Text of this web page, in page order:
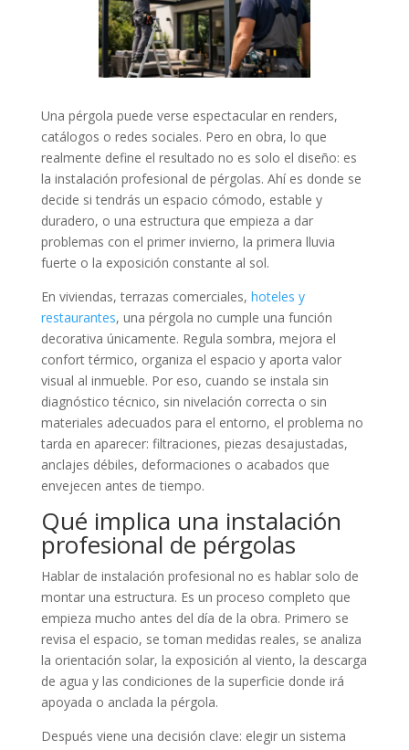
Una pérgola puede verse espectacular en renders,
catálogos o redes sociales. Pero en obra, lo que
realmente define el resultado no es solo el diseño: es
la instalación profesional de pérgolas. Ahí es donde se
decide si tendrás un espacio cómodo, estable y
duradero, o una estructura que empieza a dar
problemas con el primer invierno, la primera lluvia
fuerte o la exposición constante al sol.
En viviendas, terrazas comerciales, hoteles y
restaurantes, una pérgola no cumple una función
decorativa únicamente. Regula sombra, mejora el
confort térmico, organiza el espacio y aporta valor
visual al inmueble. Por eso, cuando se instala sin
diagnóstico técnico, sin nivelación correcta o sin
materiales adecuados para el entorno, el problema no
tarda en aparecer: filtraciones, piezas desajustadas,
anclajes débiles, deformaciones o acabados que
envejecen antes de tiempo.
Qué implica una instalación
profesional de pérgolas
Hablar de instalación profesional no es hablar solo de
montar una estructura. Es un proceso completo que
empieza mucho antes del día de la obra. Primero se
revisa el espacio, se toman medidas reales, se analiza
la orientación solar, la exposición al viento, la descarga
de agua y las condiciones de la superficie donde irá
apoyada o anclada la pérgola.
Después viene una decisión clave: elegir un sistema